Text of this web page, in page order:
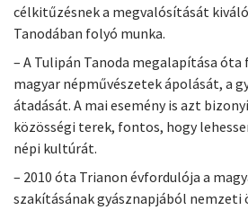
célkitűzésnek a megvalósítását
Tanodában folyó munka.
– A Tulipán Tanoda megalapítása
magyar népművészetek ápolását, a
átadását. A mai esemény is azt
közösségi terek, fontos, hogy
népi kultúrát.
– 2010 óta Trianon évfordulója a
szakításának gyásznapjából nemzeti